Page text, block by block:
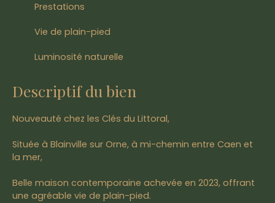
Prestations
Vie de plain-pied
Luminosité naturelle
Descriptif du bien
Nouveauté chez les Clés du Littoral,
Située à Blainville sur Orne, à mi-chemin entre Caen et
la mer,
Belle maison contemporaine achevée en 2023, offrant
une agréable vie de plain-pied.